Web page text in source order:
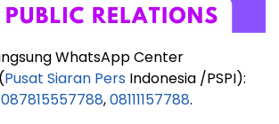
WhatsApp Center
(Pusat Siaran Pers Indonesia /PSPI):
087815557788,08111157788.